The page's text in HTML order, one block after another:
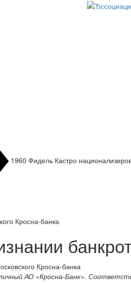
1960 Фидель Кастро
Кросна-банка
АО «Кросна-Банк».